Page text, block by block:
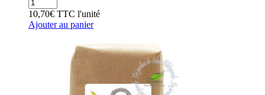
10,70€ TTC l'unité
Ajouter au panier